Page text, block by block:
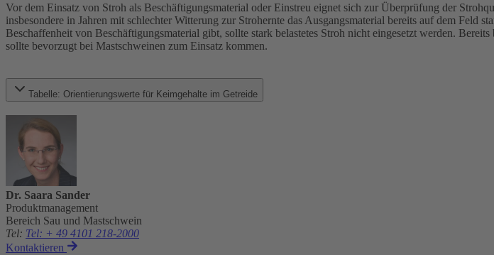
Vor dem Einsatz von Stroh als Beschäftigungsmaterial oder Einstreu eignet sich zur Überprüfung der
insbesondere in Jahren mit schlechter Witterung zur Strohernte das Ausgangsmaterial bereits auf dem
Beschaffenheit von Beschäftigungsmaterial gibt, sollte stark belastetes Stroh nicht eingesetzt werden.
sollte bevorzugt bei Mastschweinen zum Einsatz kommen.
Tabelle: Orientierungswerte für Keimgehalte im Getreide
Dr. Saara Sander
Produktmanagement
Bereich Sau und Mastschwein
Tel: Tel: + 49 4101 218-2000
Kontaktieren